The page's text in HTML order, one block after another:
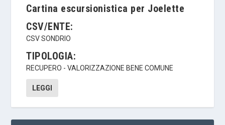
Cartina escursionistica per Joelette
CSV/ENTE:
CSV SONDRIO
TIPOLOGIA:
RECUPERO - VALORIZZAZIONE BENE COMUNE
LEGGI